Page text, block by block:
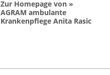
Zur Homepage von »
AGRAM ambulante
Krankenpflege Anita Rasic